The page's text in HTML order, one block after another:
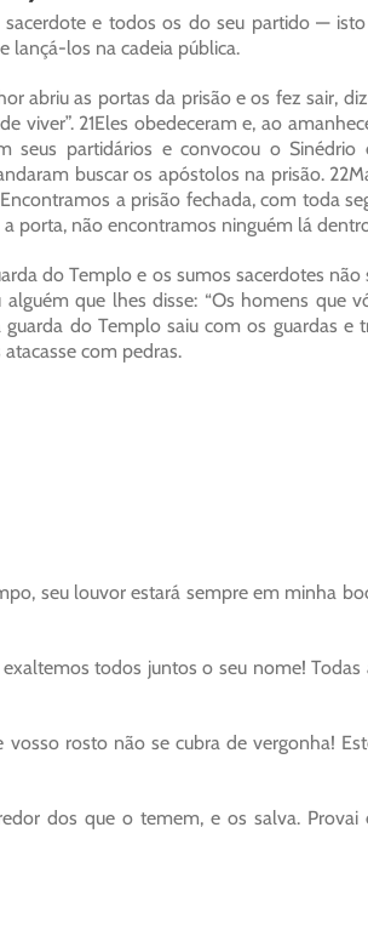
sacerdote e todos os do seu partido —
lançá-los na cadeia pública.
abriu as portas da prisão e os fez sair,
viver”. 21Eles obedeceram e, ao
seus partidários e convocou o
buscar os apóstolos na prisão.
a prisão fechada, com toda
porta, não encontramos ninguém lá
do Templo e os sumos sacerdotes
que lhes disse: “Os homens que
do Templo saiu com os guardas e
com pedras.
seu louvor estará sempre em minha
todos juntos o seu nome!
rosto não se cubra de vergonha!
dos que o temem, e os salva. Provai